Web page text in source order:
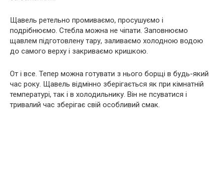
Щавель ретельно промиваємо, просушуємо і
подрібнюємо. Стебла можна не чіпати. Заповнюємо
щавлем підготовлену тару, заливаємо холодною водою
до самого верху і закриваємо кришкою.
От і все. Тепер можна готувати з нього борщі в будь-який
час року. Щавель відмінно зберігається як при кімнатній
температурі, так і в холодильнику. Він не псуватися і
тривалий час зберігає свій особливий смак.